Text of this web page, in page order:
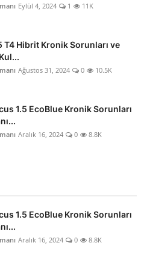
Eylül 4, 2024 1 11K
T4 Hibrit Kronik Sorunları ve
Ağustos 31, 2024 0 10.5K
1.5 EcoBlue Kronik Sorunları
Aralık 16, 2024 0 8.8K
1.5 EcoBlue Kronik Sorunları
Aralık 16, 2024 0 8.8K